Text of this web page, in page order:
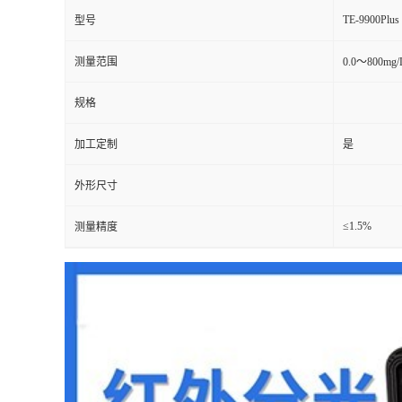
型号 TE-9900Plus
测量范围 0.0～800mg/
规格
加工定制 是
外形尺寸
测量精度 ≤1.5%